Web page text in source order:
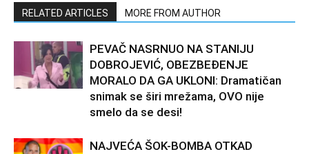
RELATED ARTICLES MORE FROM AUTHOR
PEVAČ NASRNUO NA STANIJU
DOBROJEVIĆ, OBEZBEĐENJE
MORALO DA GA UKLONI: Dramatičan
snimak se širi mrežama, OVO nije
smelo da se desi!
NAJVEĆA ŠOK-BOMBA OTKAD